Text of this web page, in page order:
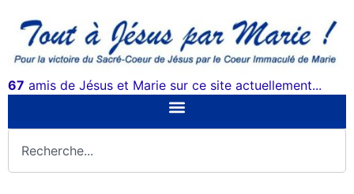
67 amis de Jésus et Marie sur ce site actuellement...